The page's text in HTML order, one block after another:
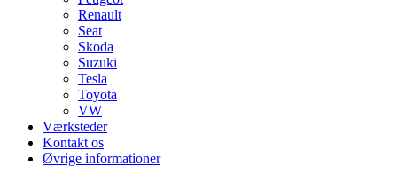
Renault
Seat
Skoda
Suzuki
Tesla
Toyota
VW
Værksteder
Kontakt os
Øvrige informationer